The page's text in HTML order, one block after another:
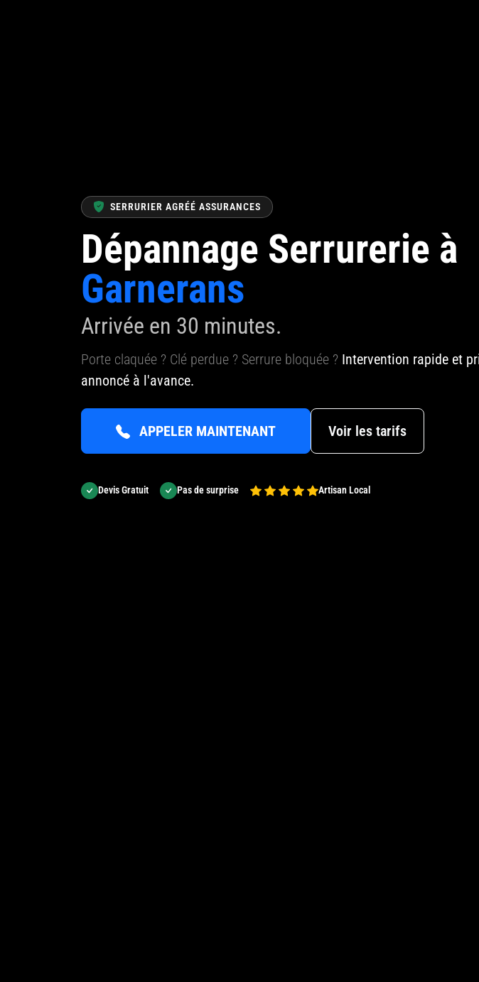
SERRURIER AGRÉÉ ASSURANCES
Dépannage Serrurerie à
Garnerans
Arrivée en 30 minutes.
Porte claquée ? Clé perdue ? Serrure bloquée ? Intervention rapide et
annoncé à l'avance.
APPELER MAINTENANT Voir les tarifs
Devis Gratuit Pas de surprise Artisan Local